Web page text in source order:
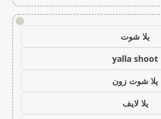
!
يلا شوت
yalla shoot
يلا شوت زون
يلا لايف